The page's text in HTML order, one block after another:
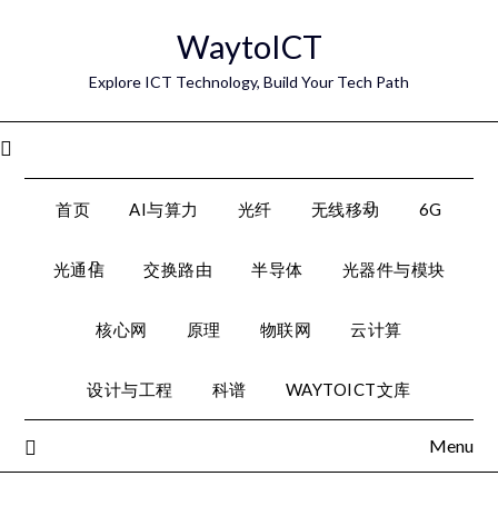
WaytoICT
Explore ICT Technology, Build Your Tech Path
首页 AI与算力 光纤 无线移动 6G
光通信 交换路由 半导体 光器件与模块
核心网 原理 物联网 云计算
设计与工程 科谱 WAYTOICT文库
Menu